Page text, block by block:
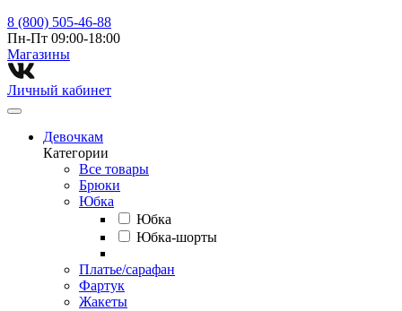
8 (800) 505-46-88
Пн-Пт 09:00-18:00
Магазины⁠
Личный кабинет
Девочкам
Категории
Все товары
Брюки
Юбка
Юбка
Юбка-шорты
Платье/сарафан
Фартук
Жакеты